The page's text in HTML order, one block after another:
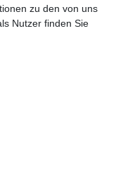
zu den von uns
Nutzer finden Sie